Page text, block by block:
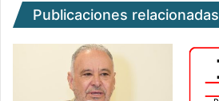
Publicaciones relacionadas